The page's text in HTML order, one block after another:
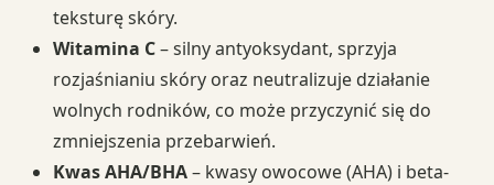
teksturę skóry.
Witamina C– silny antyoksydant, sprzyja
rozjaśnianiu skóry oraz neutralizuje działanie
wolnych rodników, co może przyczynić się do
zmniejszenia przebarwień.
Kwas AHA/BHA– kwasy owocowe (AHA) i beta-